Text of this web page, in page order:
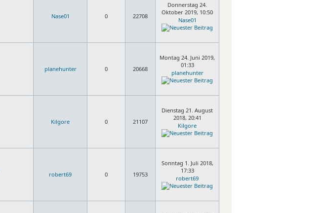
Nase01 0 22708
Donnerstag 24.
Oktober 2019, 10:50
Nase01
planehunter 0 20668
Montag 24. Juni 2019,
01:33
planehunter
Kilgore 0 21107
Dienstag 21. August
2018, 20:41
Kilgore
robert69 0 19753
Sonntag 1. Juli 2018,
17:33
robert69